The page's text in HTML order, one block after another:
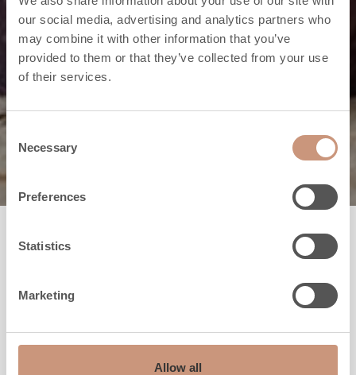
our social media, advertising and analytics partners who
may combine it with other information that you’ve
provided to them or that they’ve collected from your use
of their services.
Selection
Necessary
Preferences
Statistics
Marketing
Allow all
Stufe ad accumulo termico
scegliere Tulikivi
Tulikivi è un pioniere tecnologico del settore del
utilizzando la migliore pietra ollare unita alla
verso all’ambiente. Siamo i primi nel nostro